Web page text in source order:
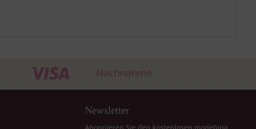
Nachnahme
Newsletter